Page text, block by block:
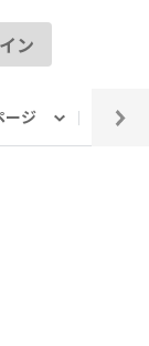
ン
ージ